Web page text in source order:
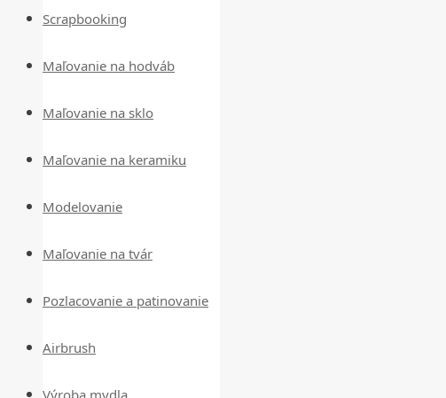
Scrapbooking
Maľovanie na hodváb
Maľovanie na sklo
Maľovanie na keramiku
Modelovanie
Maľovanie na tvár
Pozlacovanie a patinovanie
Airbrush